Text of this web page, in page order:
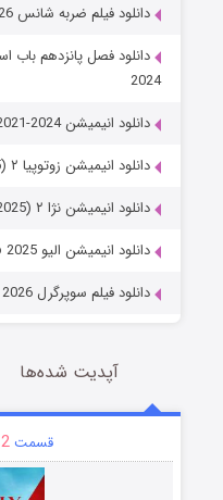
دانلود فیلم ضربه شانس Lucky Strike 2026
2024
دانلود انیمیشن Star Wars: The Bad Batch 2021-2024
دانلود انیمیشن زوتوپیا ۲ Zootopia 2 (2025)
دانلود انیمیشن نژا ۲ Ne Zha 2 (2025)
دانلود انیمیشن الیو Elio 2025
دانلود فیلم سوپرگرل Supergirl 2026
آپدیت شده‌ها
قسمت2 (دوبله)